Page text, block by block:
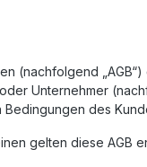
(nachfolgend
Unternehmer
des
gelten diese